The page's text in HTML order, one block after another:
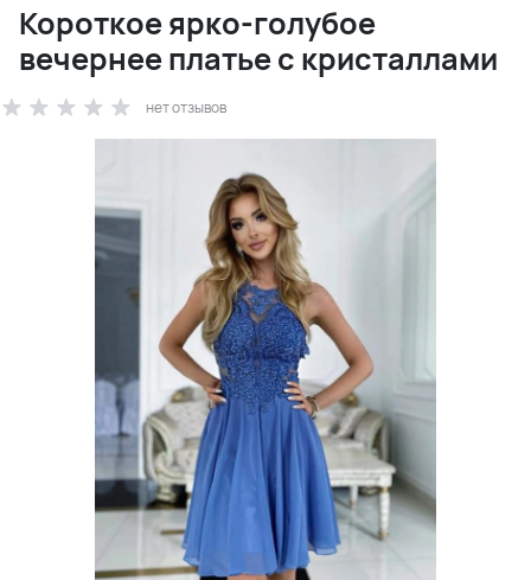
Короткое ярко-голубое
вечернее платье с кристаллами
нет отзывов